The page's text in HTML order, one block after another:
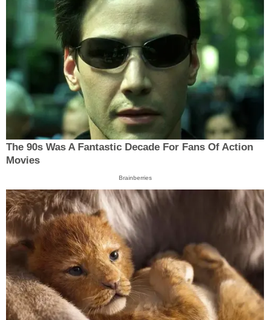
The 90s Was A Fantastic Decade For Fans Of Action
Movies
Brainberries